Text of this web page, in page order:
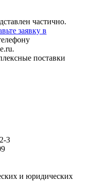
частично.
заявку в
.
поставки
3
и юридических